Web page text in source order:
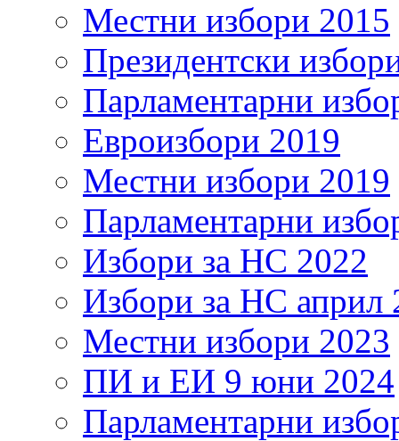
Местни избори 2015
Президентски
Парламентарни
Евроизбори 2019
Местни избори 2019
Парламентарни
Избори за НС 2022
Избори за НС април
Местни избори 2023
ПИ и ЕИ 9 юни 2024
Парламентарни